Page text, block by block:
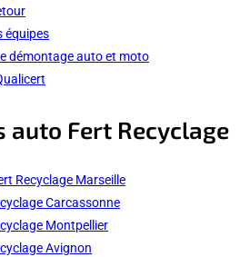
équipes
démontage auto et moto
auto Fert Recyclage
Recyclage Marseille
Carcassonne
Montpellier
Avignon